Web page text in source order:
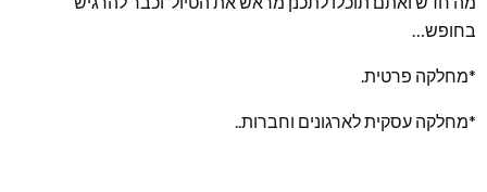
בחופש…
*מחלקה פרטית.
*מחלקה עסקית לארגונים וחברות..